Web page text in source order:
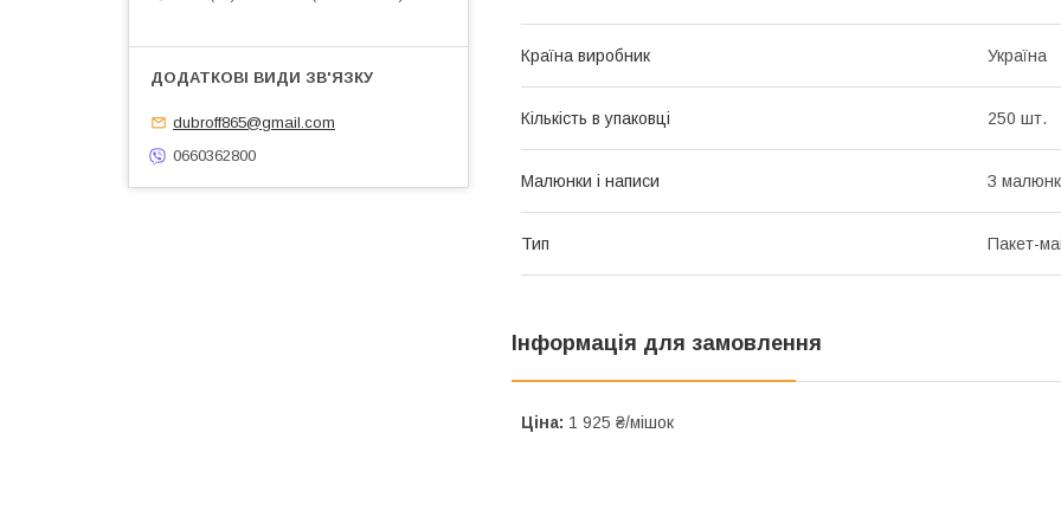
Країна виробник Україна
Кількість в упаковці 250 шт.
Малюнки і написи З
Тип Пакет-
Інформація для замовлення
Ціна: 1 925 ₴/мішок
dubroff865@gmail.com
0660362800